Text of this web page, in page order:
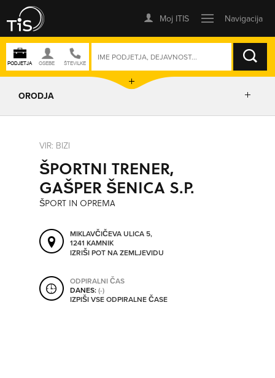
ISKANJE
ORODJA
IZRIŠI POT
POŠLJI SMS
ORODJA
SHRANI V MOJ ITIS
VIR: BIZI
ŠPORTNI TRENER,
GAŠPER ŠENICA S.P.
ŠPORT IN OPREMA
MIKLAVČIČEVA ULICA 5,
1241 KAMNIK
IZRIŠI POT NA ZEMLJEVIDU
ODPIRALNI ČAS
DANES:(-)
IZPIŠI VSE ODPIRALNE ČASE